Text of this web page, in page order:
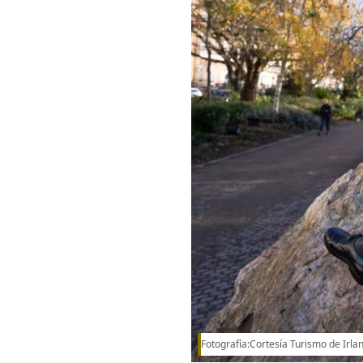
Fotografía:Cortesía Turismo de